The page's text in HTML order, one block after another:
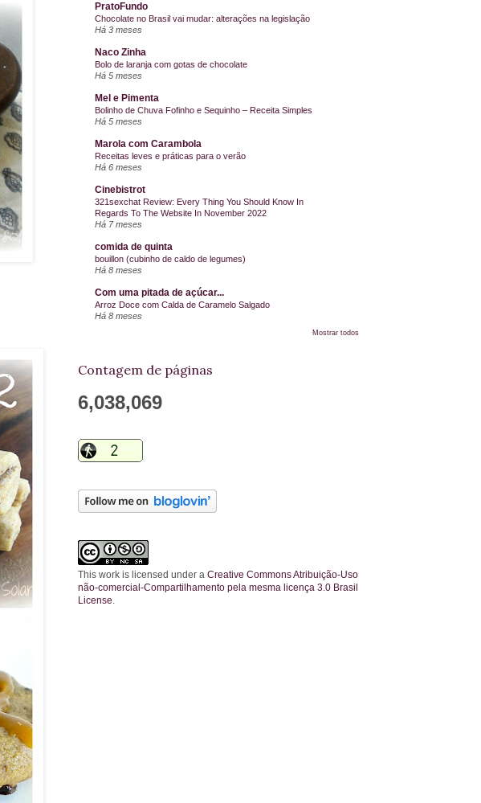
PratoFundo
Chocolate no Brasil vai mudar: alterações na legislação
Há 3 meses
Naco Zinha
Bolo de laranja com gotas de chocolate
Há 5 meses
Mel e Pimenta
Bolinho de Chuva Fofinho e Sequinho – Receita Simples
Há 5 meses
Marola com Carambola
Receitas leves e práticas para o verão
Há 6 meses
Cinebistrot
321sexchat Review: Every Thing You Should Know In
Regards To The Website In November 2022
Há 7 meses
comida de quinta
bouillon (cubinho de caldo de legumes)
Há 8 meses
Com uma pitada de açúcar...
Arroz Doce com Calda de Caramelo Salgado
Há 8 meses
Mostrar todos
Contagem de páginas
6,038,069
This work is licensed under a Creative Commons Atribuição-Uso
não-comercial-Compartilhamento pela mesma licença 3.0 Brasil
License.